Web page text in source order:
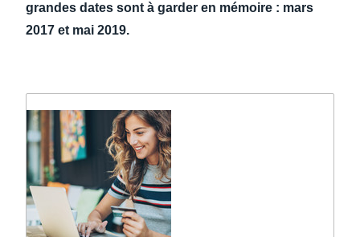
grandes dates sont à garder en mémoire : mars
2017 et mai 2019.